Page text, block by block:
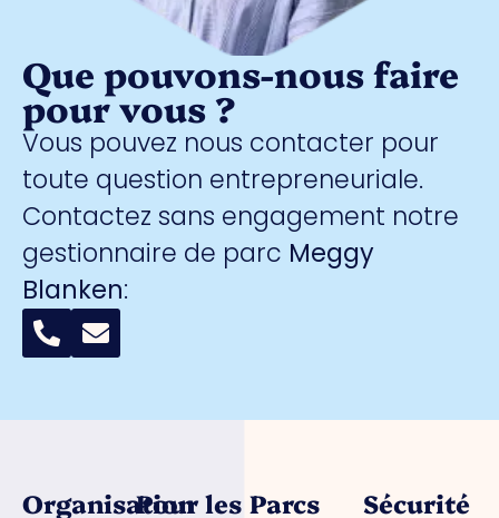
Que pouvons-nous faire
pour vous ?
Vous pouvez nous contacter pour
toute question entrepreneuriale.
Contactez sans engagement notre
gestionnaire de parc Meggy
Blanken:
Organisation
Pour les Parcs
Sécurité